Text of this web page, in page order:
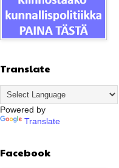
Translate
Powered by
Translate
Facebook